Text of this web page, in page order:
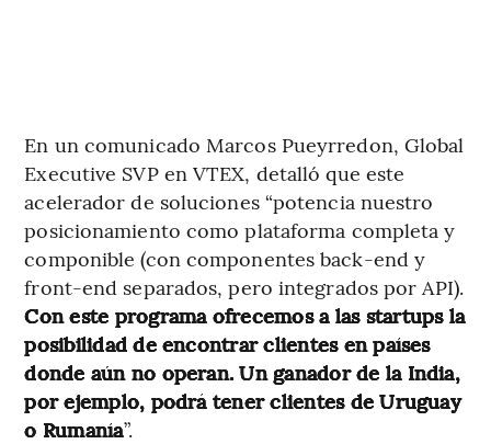
En un comunicado Marcos Pueyrredon, Global
Executive SVP en VTEX, detalló que este
acelerador de soluciones “potencia nuestro
posicionamiento como plataforma completa y
componible (con componentes back-end y
front-end separados, pero integrados por API).
Con este programa ofrecemos a las startups la
posibilidad de encontrar clientes en países
donde aún no operan. Un ganador de la India,
por ejemplo, podrá tener clientes de Uruguay
o Rumanía”.